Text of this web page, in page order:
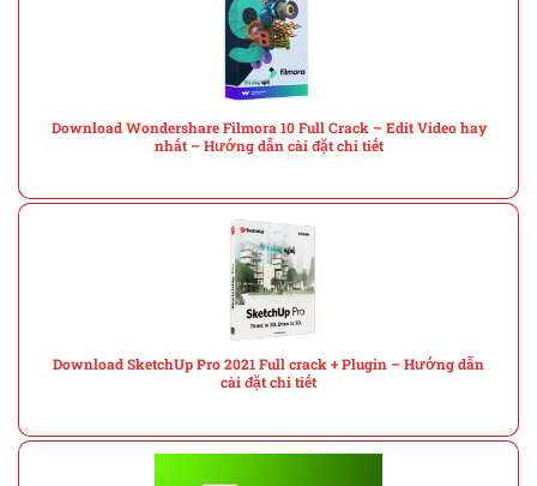
Download Wondershare Filmora 10 Full Crack – Edit Video hay
nhất – Hướng dẫn cài đặt chi tiết
Download SketchUp Pro 2021 Full crack + Plugin – Hướng dẫn
cài đặt chi tiết